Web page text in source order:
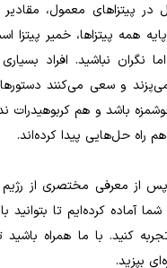
در پیتزاهای معمول، مقادیر
همه پیتزاها، خمیر پیتزا
نگران نباشید. افراد
و سعی می‌کنند
باشد و هم کربوهیدرات
راه حل‌هایی پیدا کرده‌اند.
پس از معرفی مختصری از
شما آماده کرده‌ایم تا
کنید. با ما همراه باشید
بپزید.